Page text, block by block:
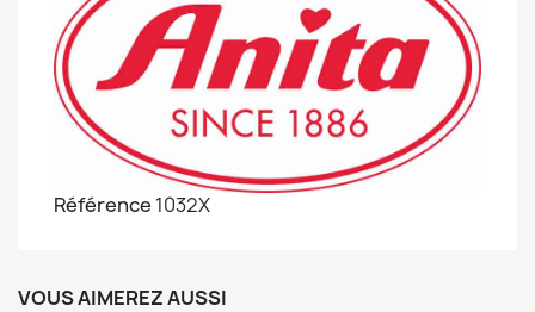
Référence 1032X
VOUS AIMEREZ AUSSI